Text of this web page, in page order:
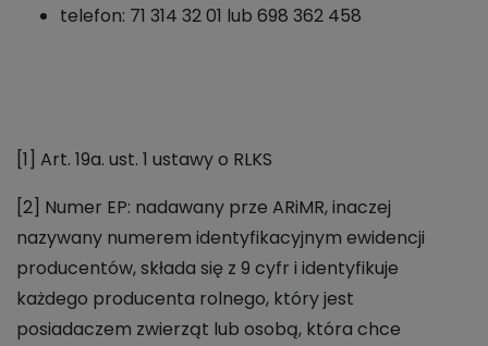
telefon: 71 314 32 01 lub 698 362 458
[1] Art. 19a. ust. 1 ustawy o RLKS
[2] Numer EP: nadawany prze ARiMR, inaczej
nazywany numerem identyfikacyjnym ewidencji
producentów, składa się z 9 cyfr i identyfikuje
każdego producenta rolnego, który jest
posiadaczem zwierząt lub osobą, która chce